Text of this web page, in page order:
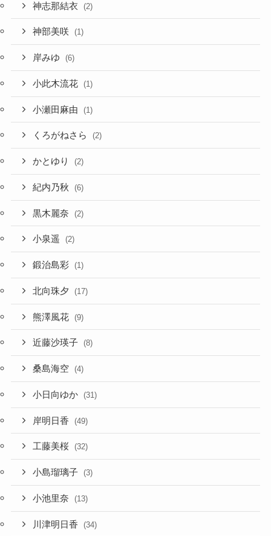
神志那結衣 (2)
神部美咲 (1)
岸みゆ (6)
小此木流花 (1)
小瀬田麻由 (1)
くろがねさら (2)
かとゆり (2)
紀内乃秋 (6)
黒木麗奈 (2)
小泉遥 (2)
鍛治島彩 (1)
北向珠夕 (17)
熊澤風花 (9)
近藤沙瑛子 (8)
桑島海空 (4)
小日向ゆか (31)
岸明日香 (49)
工藤美桜 (32)
小島瑠璃子 (3)
小池里奈 (13)
川津明日香 (34)